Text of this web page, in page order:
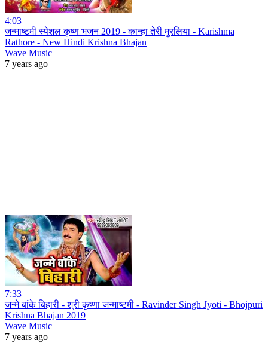
4:03
जन्माष्टमी स्पेशल कृष्ण भजन 2019 - कान्हा तेरी मुरलिया - Karishma
Rathore - New Hindi Krishna Bhajan
Wave Music
7 years ago
7:33
जन्मे बांके बिहारी - श्री कृष्णा जन्माष्टमी - Ravinder Singh Jyoti - Bhojpuri
Krishna Bhajan 2019
Wave Music
7 years ago